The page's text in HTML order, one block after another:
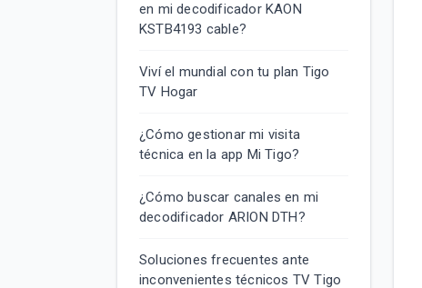
en mi decodificador KAON
KSTB4193 cable?
Viví el mundial con tu plan Tigo
TV Hogar
¿Cómo gestionar mi visita
técnica en la app Mi Tigo?
¿Cómo buscar canales en mi
decodificador ARION DTH?
Soluciones frecuentes ante
inconvenientes técnicos TV Tigo